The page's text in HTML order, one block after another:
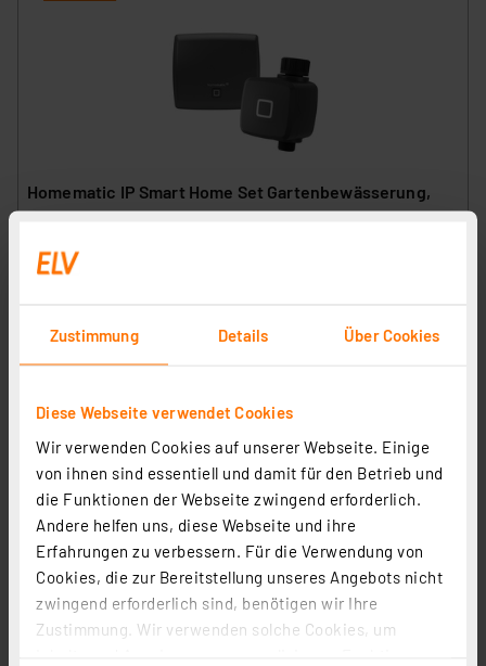
Zustimmung Details Über Cookies
Diese Webseite verwendet Cookies
Wir verwenden Cookies auf unserer Webseite. Einige
von ihnen sind essentiell und damit für den Betrieb und
die Funktionen der Webseite zwingend erforderlich.
Andere helfen uns, diese Webseite und ihre
Erfahrungen zu verbessern. Für die Verwendung von
Cookies, die zur Bereitstellung unseres Angebots nicht
zwingend erforderlich sind, benötigen wir Ihre
Zustimmung. Wir verwenden solche Cookies, um
Homematic IP Smart Home Set Gartenbewässerung,
Access Point, Bewässerungsaktor
Informationen zu Versandkosten